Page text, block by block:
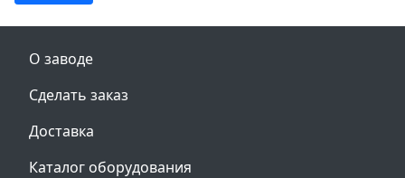
О заводе
Сделать заказ
Доставка
Каталог оборудования